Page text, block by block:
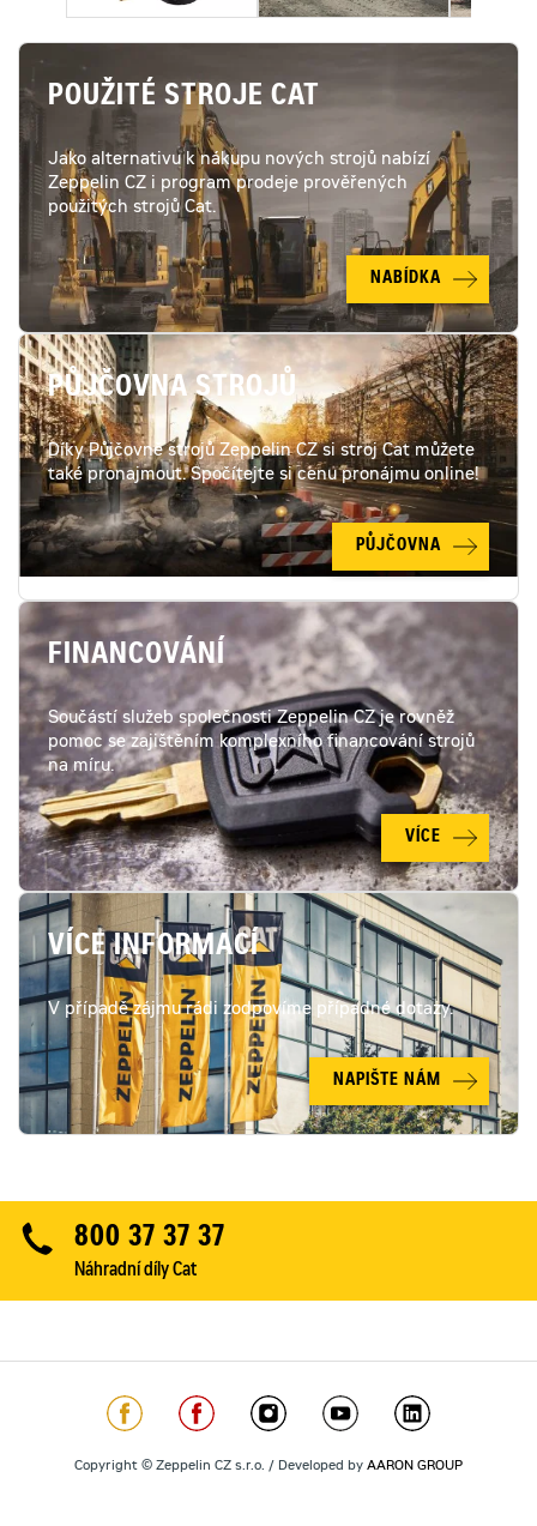
POUŽITÉ STROJE CAT
Jako alternativu k nákupu nových strojů nabízí
Zeppelin CZ i program prodeje prověřených
použitých strojů Cat.
NABÍDKA
PŮJČOVNA STROJŮ
Díky Půjčovně strojů Zeppelin CZ si stroj Cat můžete
také pronajmout. Spočítejte si cenu pronájmu online!
PŮJČOVNA
FINANCOVÁNÍ
Součástí služeb společnosti Zeppelin CZ je rovněž
pomoc se zajištěním komplexního financování strojů
na míru.
VÍCE
VÍCE INFORMACÍ
V případě zájmu rádi zodpovíme případné dotazy.
NAPIŠTE NÁM
800 37 37 37
Náhradní díly Cat
Copyright © Zeppelin CZ s.r.o. / Developed by AARON GROUP